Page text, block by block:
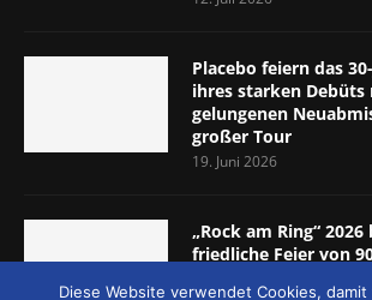
Placebo feiern das
ihres starken
gelungenen
großer Tour
19. Juni 2026
„Rock am Ring“
friedliche Feier von
Diese Website verwendet Cookies,